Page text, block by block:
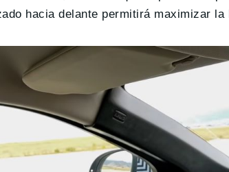
hacia delante permitirá maximizar